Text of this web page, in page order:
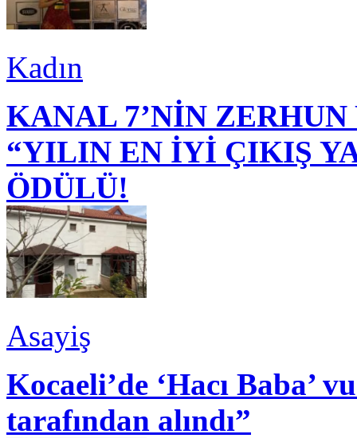
Kadın
KANAL 7’NİN
“YILIN EN İYİ ÇIKIŞ
ÖDÜLÜ!
Asayiş
Kocaeli’de ‘Hacı Baba’
tarafından alındı”